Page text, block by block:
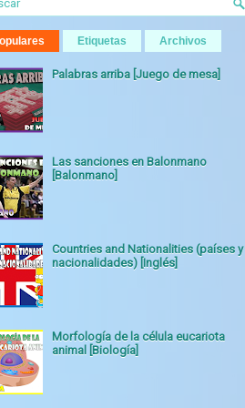
Etiquetas Archivos
Palabras arriba [Juego de mesa]
Las sanciones en Balonmano
[Balonmano]
Countries and Nationalities (países y
nacionalidades) [Inglés]
Morfología de la célula eucariota
animal [Biología]